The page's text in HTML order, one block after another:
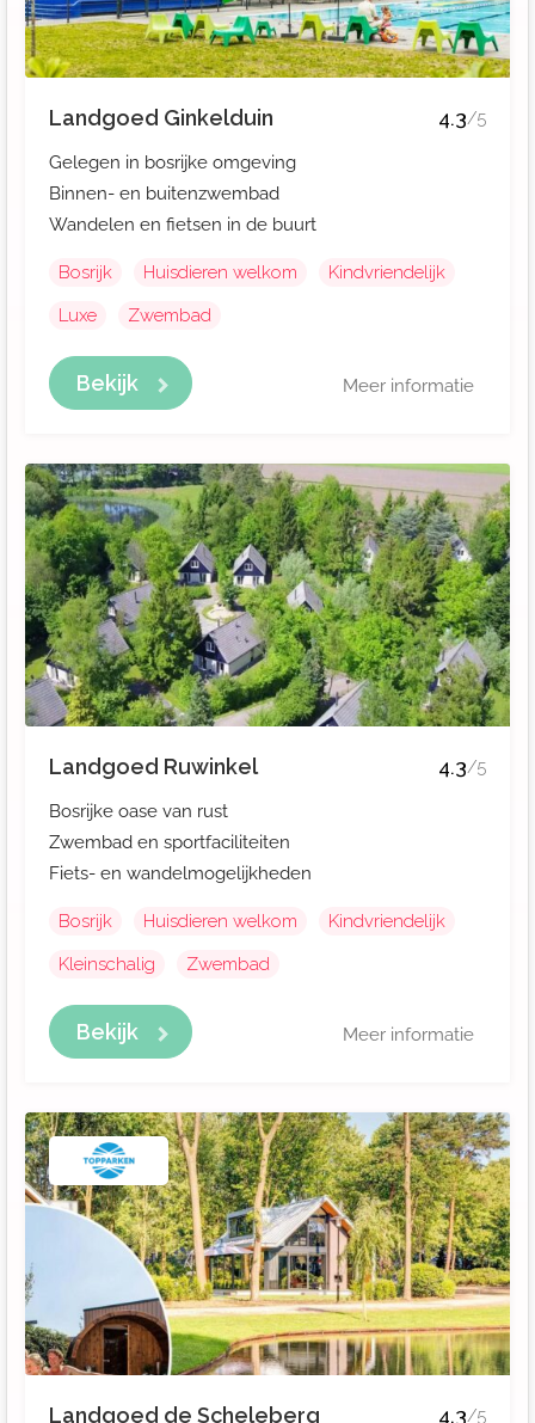
Landgoed Ginkelduin 4.3/5
Gelegen in bosrijke omgeving
Binnen- en buitenzwembad
Wandelen en fietsen in de buurt
Bosrijk Huisdieren welkom
Kindvriendelijk
Luxe
Zwembad
Bekijk Meer informatie
Landgoed Ruwinkel 4.3/5
Bosrijke oase van rust
Zwembad en sportfaciliteiten
Fiets- en wandelmogelijkheden
Bosrijk Huisdieren welkom
Kindvriendelijk
Kleinschalig
Zwembad
Bekijk Meer informatie
Landgoed de Scheleberg 4.3/5